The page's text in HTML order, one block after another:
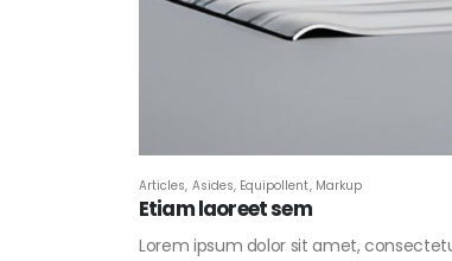
Articles, Asides, Equipollent, Markup
Etiam laoreet sem
Lorem ipsum dolor sit amet,